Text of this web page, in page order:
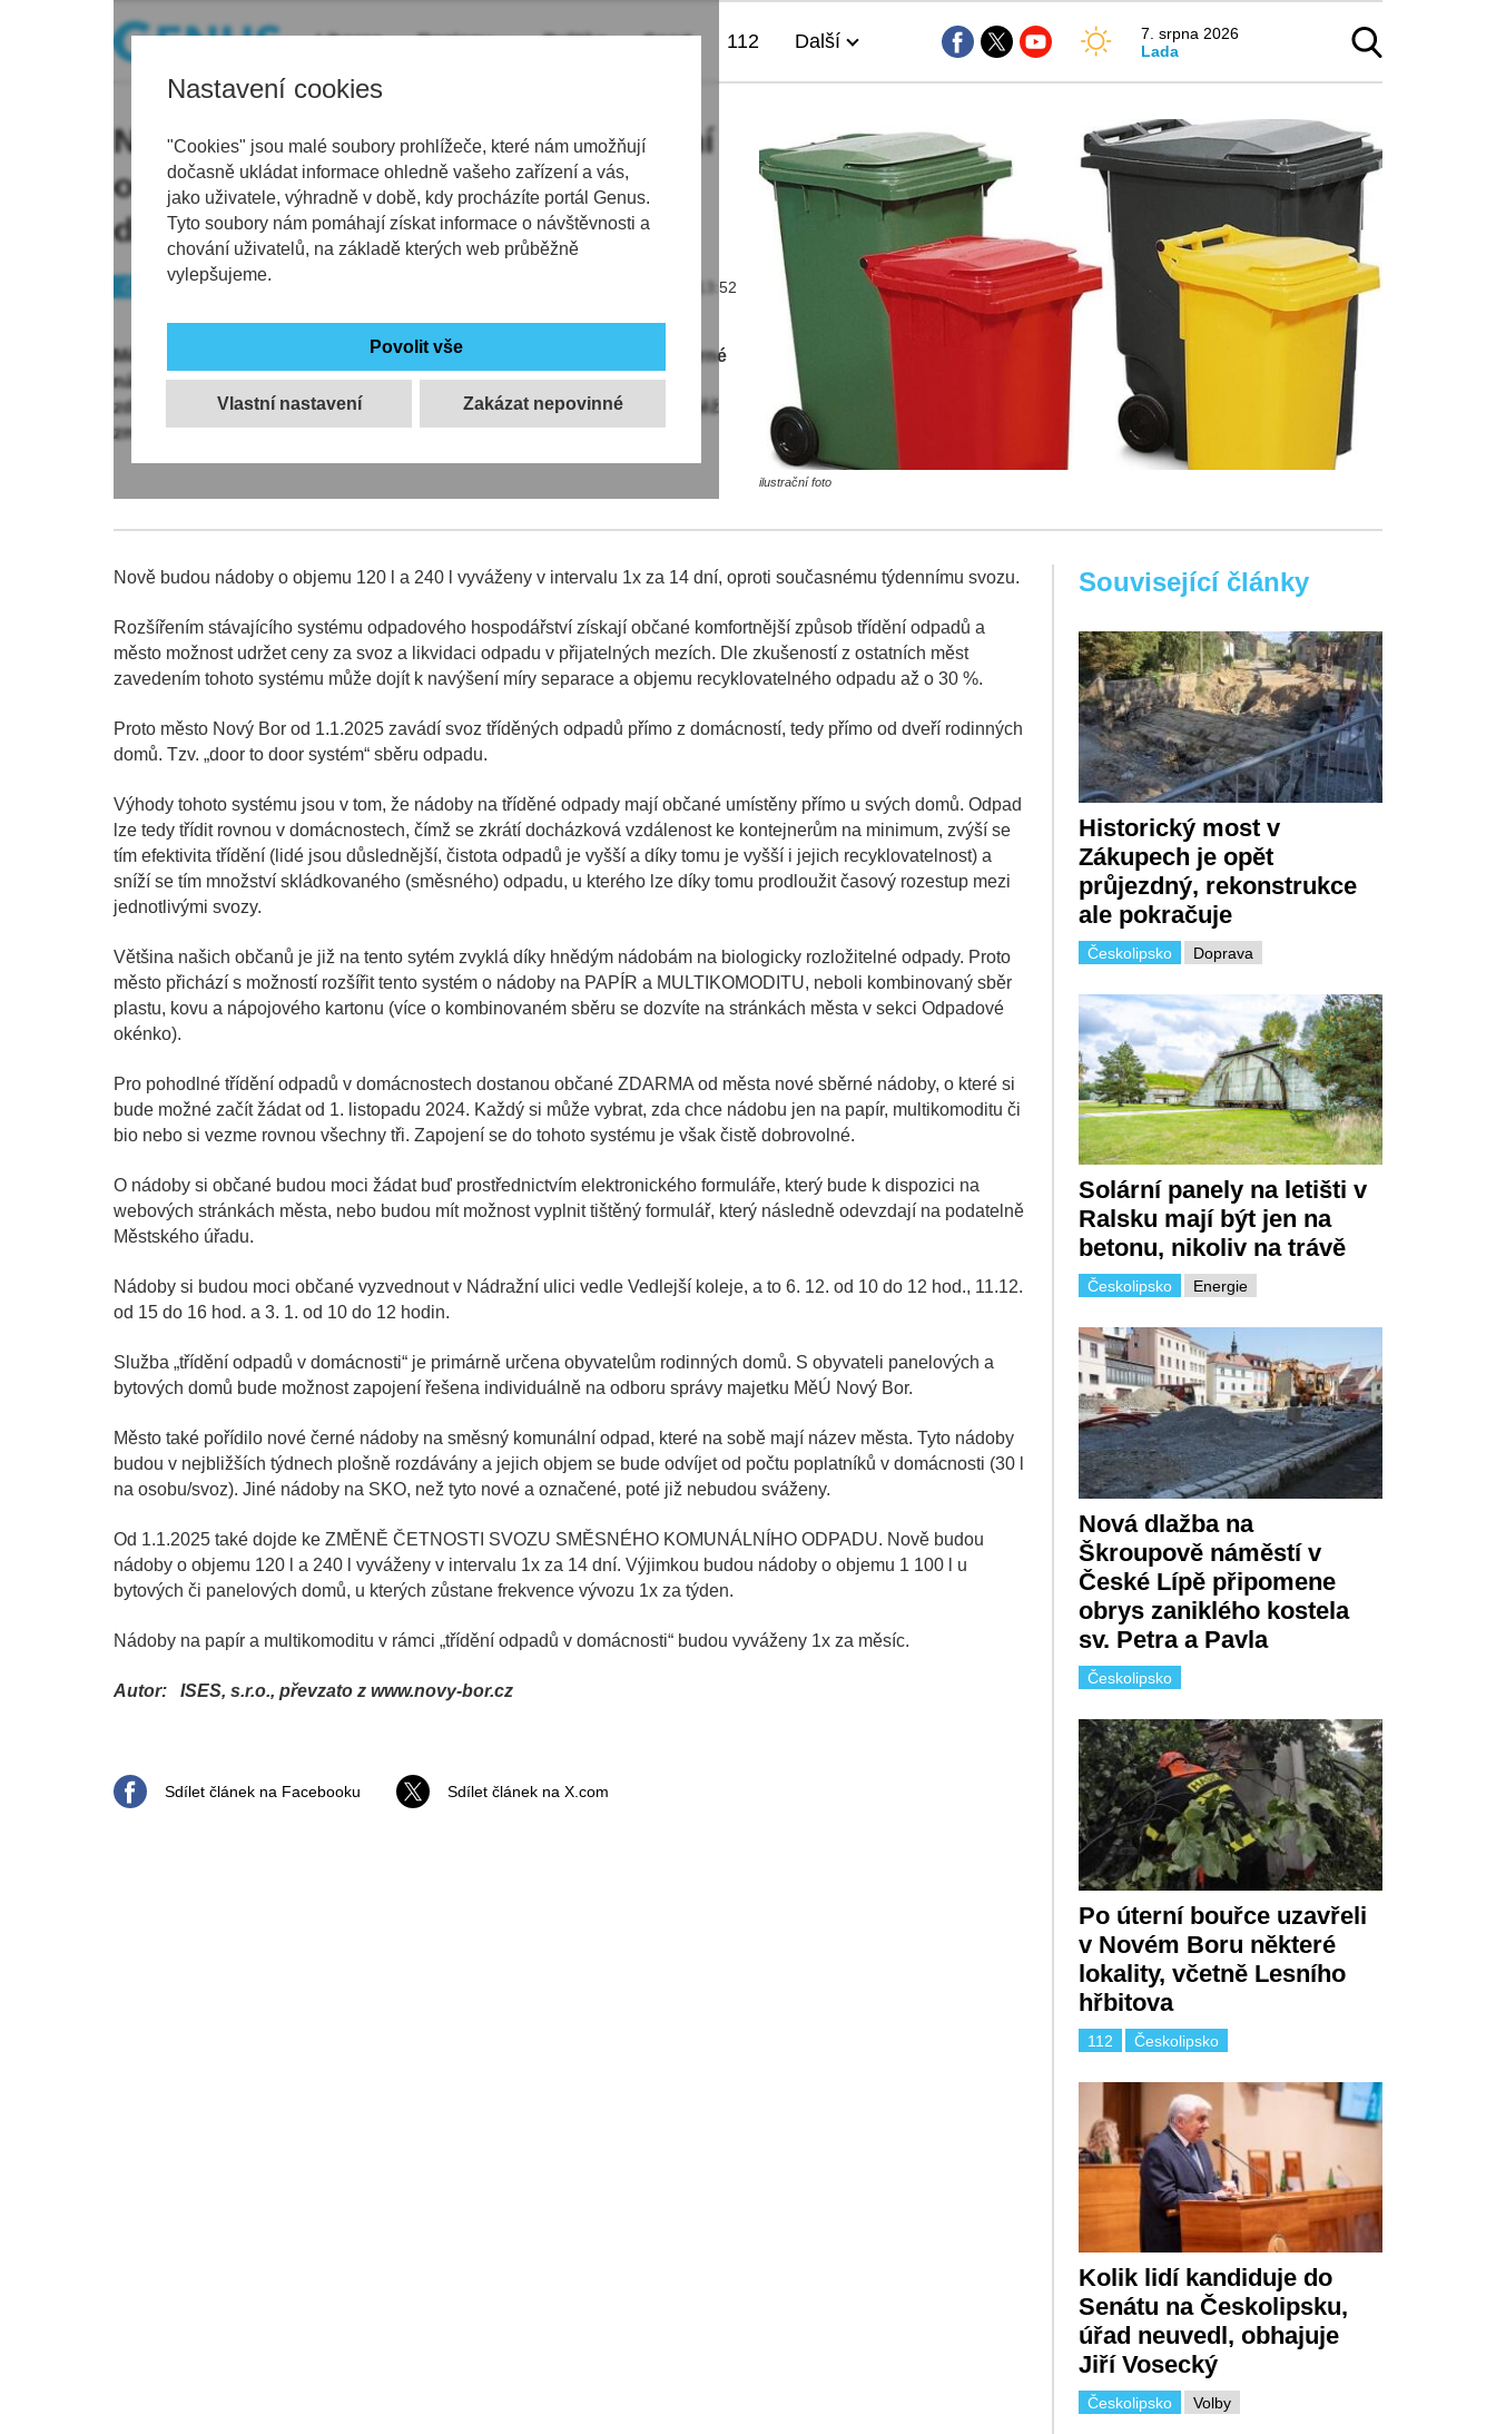
Nastavení cookies
"Cookies" jsou malé soubory prohlížeče, které nám umožňují
dočasně ukládat informace ohledně vašeho zařízení a vás,
jako uživatele, výhradně v době, kdy procházíte portál Genus.
Tyto soubory nám pomáhají získat informace o návštěvnosti a
chování uživatelů, na základě kterých web průběžně
vylepšujeme.
Vlastní nastavení
Liberec Regiony Politika Sport 112 Další
7. srpna 2026
Lada
Nový Bor zavádí od ledna 2025 třídění
odpadů v domácnostech systémem
door-to-door
Českolipsko 27.10.2024 | 13:52
Město Nový Bor zavádí od ledna 2025 tzv. door-to-door systém. O sběrné
nádoby na papír a multikomodity k rodinným domům, které budou
zdarma, mohou lidé žádat od 1. listopadu 2024. Od ledna 2025 se rovněž
změní četnost svozu směsného komunálního odpadu.
ilustrační foto
Nově budou nádoby o objemu 120 l a 240 l vyváženy v intervalu 1x za 14 dní, oproti současnému týdennímu svozu.
Rozšířením stávajícího systému odpadového hospodářství získají občané komfortnější způsob třídění odpadů a
město možnost udržet ceny za svoz a likvidaci odpadu v přijatelných mezích. Dle zkušeností z ostatních měst
zavedením tohoto systému může dojít k navýšení míry separace a objemu recyklovatelného odpadu až o 30 %.
Proto město Nový Bor od 1.1.2025 zavádí svoz tříděných odpadů přímo z domácností, tedy přímo od dveří rodinných
domů. Tzv. „door to door systém“ sběru odpadu.
Výhody tohoto systému jsou v tom, že nádoby na tříděné odpady mají občané umístěny přímo u svých domů. Odpad
lze tedy třídit rovnou v domácnostech, čímž se zkrátí docházková vzdálenost ke kontejnerům na minimum, zvýší se
tím efektivita třídění (lidé jsou důslednější, čistota odpadů je vyšší a díky tomu je vyšší i jejich recyklovatelnost) a
sníží se tím množství skládkovaného (směsného) odpadu, u kterého lze díky tomu prodloužit časový rozestup mezi
jednotlivými svozy.
Většina našich občanů je již na tento sytém zvyklá díky hnědým nádobám na biologicky rozložitelné odpady. Proto
město přichází s možností rozšířit tento systém o nádoby na PAPÍR a MULTIKOMODITU, neboli kombinovaný sběr
plastu, kovu a nápojového kartonu (více o kombinovaném sběru se dozvíte na stránkách města v sekci Odpadové
okénko).
Pro pohodlné třídění odpadů v domácnostech dostanou občané ZDARMA od města nové sběrné nádoby, o které si
bude možné začít žádat od 1. listopadu 2024. Každý si může vybrat, zda chce nádobu jen na papír, multikomoditu či
bio nebo si vezme rovnou všechny tři. Zapojení se do tohoto systému je však čistě dobrovolné.
O nádoby si občané budou moci žádat buď prostřednictvím elektronického formuláře, který bude k dispozici na
webových stránkách města, nebo budou mít možnost vyplnit tištěný formulář, který následně odevzdají na podatelně
Městského úřadu.
Nádoby si budou moci občané vyzvednout v Nádražní ulici vedle Vedlejší koleje, a to 6. 12. od 10 do 12 hod., 11.12.
od 15 do 16 hod. a 3. 1. od 10 do 12 hodin.
Služba „třídění odpadů v domácnosti“ je primárně určena obyvatelům rodinných domů. S obyvateli panelových a
bytových domů bude možnost zapojení řešena individuálně na odboru správy majetku MěÚ Nový Bor.
Město také pořídilo nové černé nádoby na směsný komunální odpad, které na sobě mají název města. Tyto nádoby
budou v nejbližších týdnech plošně rozdávány a jejich objem se bude odvíjet od počtu poplatníků v domácnosti (30 l
na osobu/svoz). Jiné nádoby na SKO, než tyto nové a označené, poté již nebudou sváženy.
Od 1.1.2025 také dojde ke ZMĚNĚ ČETNOSTI SVOZU SMĚSNÉHO KOMUNÁLNÍHO ODPADU. Nově budou
nádoby o objemu 120 l a 240 l vyváženy v intervalu 1x za 14 dní. Výjimkou budou nádoby o objemu 1 100 l u
bytových či panelových domů, u kterých zůstane frekvence vývozu 1x za týden.
Nádoby na papír a multikomoditu v rámci „třídění odpadů v domácnosti“ budou vyváženy 1x za měsíc.
Autor: ISES, s.r.o., převzato z www.novy-bor.cz
Sdílet článek na Facebooku Sdílet článek na X.com
Související články
Historický most v
Zákupech je opět
průjezdný, rekonstrukce
ale pokračuje
Českolipsko Doprava
Solární panely na letišti v
Ralsku mají být jen na
betonu, nikoliv na trávě
Českolipsko Energie
Nová dlažba na
Škroupově náměstí v
České Lípě připomene
obrys zaniklého kostela
sv. Petra a Pavla
Českolipsko
Po úterní bouřce uzavřeli
v Novém Boru některé
lokality, včetně Lesního
hřbitova
112 Českolipsko
Kolik lidí kandiduje do
Senátu na Českolipsku,
úřad neuvedl, obhajuje
Jiří Vosecký
Českolipsko Volby